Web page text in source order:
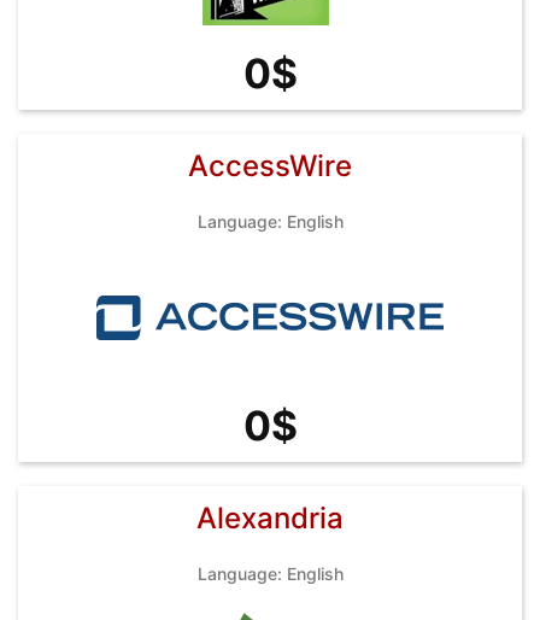
0$
AccessWire
Language: English
0$
Alexandria
Language: English